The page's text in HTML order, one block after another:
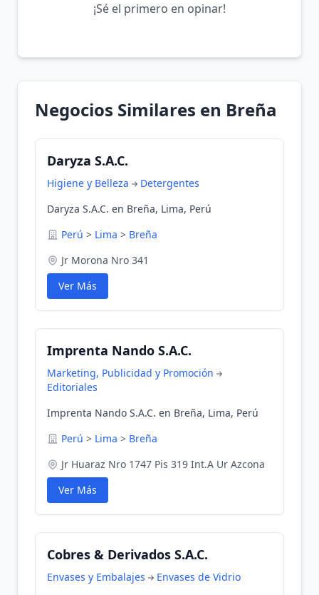
¡Sé el primero en opinar!
Negocios Similares en Breña
Daryza S.A.C.
Higiene y Belleza
Detergentes
Daryza S.A.C. en Breña, Lima, Perú
Perú > Lima > Breña
Jr Morona Nro 341
Ver Más
Imprenta Nando S.A.C.
Marketing, Publicidad y Promoción
Editoriales
Imprenta Nando S.A.C. en Breña, Lima, Perú
Perú > Lima > Breña
Jr Huaraz Nro 1747 Pis 319 Int.A Ur Azcona
Ver Más
Cobres & Derivados S.A.C.
Envases y Embalajes
Envases de Vidrio